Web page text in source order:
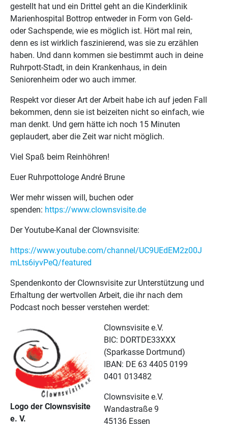
gestellt hat und ein Drittel geht an die Kinderklinik
Marienhospital Bottrop entweder in Form von Geld-
oder Sachspende, wie es möglich ist. Hört mal rein,
denn es ist wirklich faszinierend, was sie zu erzählen
haben. Und dann kommen sie bestimmt auch in deine
Ruhrpott-Stadt, in dein Krankenhaus, in dein
Seniorenheim oder wo auch immer.
Respekt vor dieser Art der Arbeit habe ich auf jeden Fall
bekommen, denn sie ist beizeiten nicht so einfach, wie
man denkt. Und gern hätte ich noch 15 Minuten
geplaudert, aber die Zeit war nicht möglich.
Viel Spaß beim Reinhöhren!
Euer Ruhrpottologe André Brune
Wer mehr wissen will, buchen oder
spenden: https://www.clownsvisite.de
Der Youtube-Kanal der Clownsvisite:
https://www.youtube.com/channel/UC9UEdEM2z00J
mLts6iyvPeQ/featured
Spendenkonto der Clownsvisite zur Unterstützung und
Erhaltung der wertvollen Arbeit, die ihr nach dem
Podcast noch besser verstehen werdet:
Logo der Clownsvisite
e. V.
Clownsvisite e.V.
BIC: DORTDE33XXX
(Sparkasse Dortmund)
IBAN: DE 63 4405 0199
0401 013482
Clownsvisite e.V.
Wandastraße 9
45136 Essen